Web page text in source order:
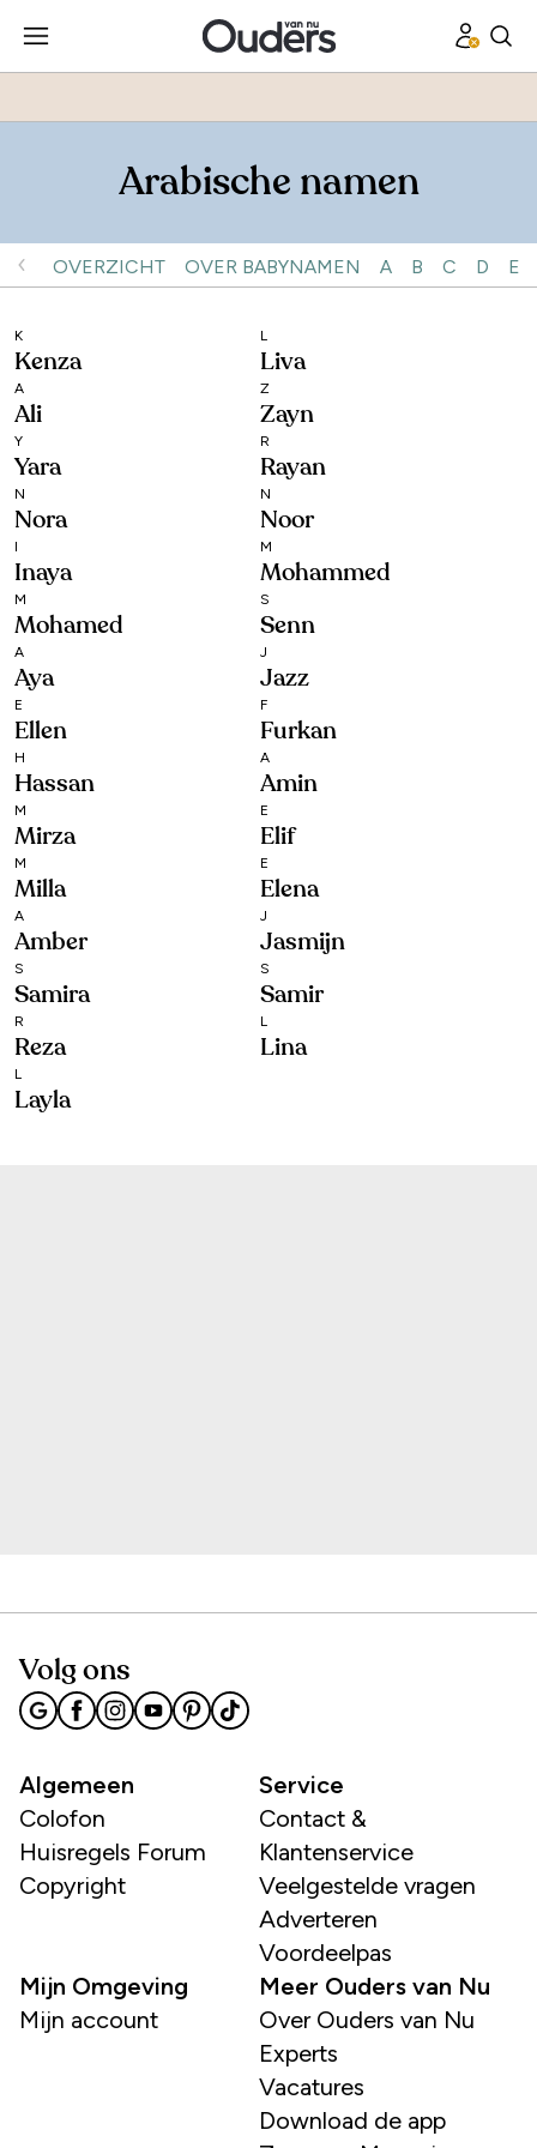
Arabische namen
OVERZICHT OVER BABYNAMEN A B C D E
K
Kenza
L
Liva
A
Ali
Z
Zayn
Y
Yara
R
Rayan
N
Nora
N
Noor
I
Inaya
M
Mohammed
M
Mohamed
S
Senn
A
Aya
J
Jazz
E
Ellen
F
Furkan
H
Hassan
A
Amin
M
Mirza
E
Elif
M
Milla
E
Elena
A
Amber
J
Jasmijn
S
Samira
S
Samir
R
Reza
L
Lina
L
Layla
Volg ons
Algemeen
Colofon
Huisregels Forum
Copyright
Service
Contact &
Klantenservice
Veelgestelde vragen
Adverteren
Voordeelpas
Mijn Omgeving
Mijn account
Meer Ouders van Nu
Over Ouders van Nu
Experts
Vacatures
Download de app